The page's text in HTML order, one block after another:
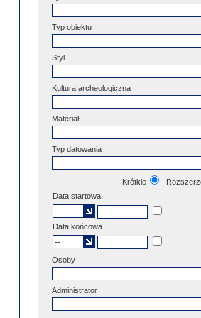
Typ obiektu
Styl
Kultura archeologiczna
Materiał
Typ datowania
Krótkie
Data startowa
Data końcowa
Osoby
Administrator